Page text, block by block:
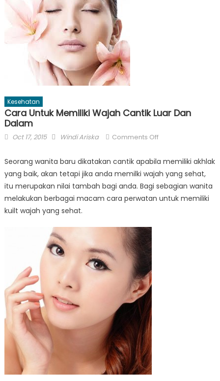
Kesehatan
Cara Untuk Memiliki Wajah Cantik Luar Dan
Dalam
Posted
Oct 17, 2015 Author
Windi Ariska Comments Offon
Untuk
Memiliki
Wajah
Cantik
Luar
Seorang wanita baru dikatakan cantik apabila memiliki akhlak
yang baik, akan tetapi jika anda memilki wajah yang sehat,
itu merupakan nilai tambah bagi anda. Bagi sebagian wanita
melakukan berbagai macam cara perwatan untuk memiliki
kuilt wajah yang sehat.